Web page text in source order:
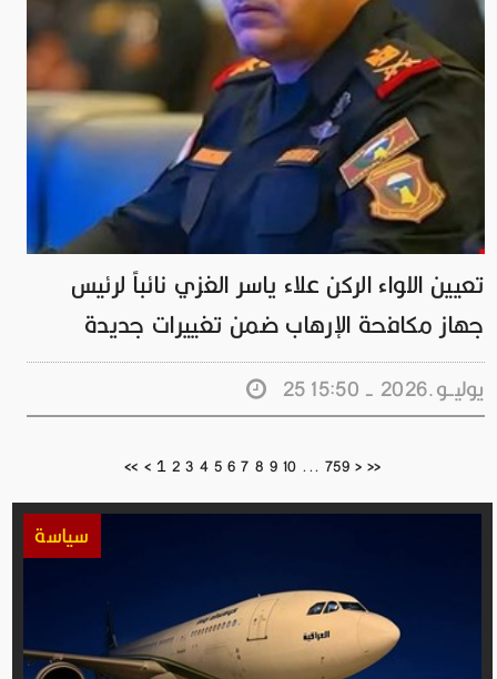
تعيين اللواء الركن علاء ياسر الغزي نائباً لرئيس
جهاز مكافحة الإرهاب ضمن تغييرات جديدة
25 يوليــو.2026 - 15:50
<< < 1 2 3 4 5 6 7 8 9 10 ... 759 > >>
سياسة